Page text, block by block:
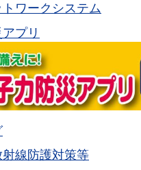
ワークシステム
プリ
線防護対策等